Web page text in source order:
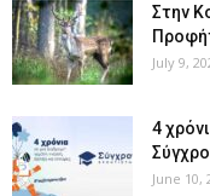
Στην
July 9,
4
June 10,